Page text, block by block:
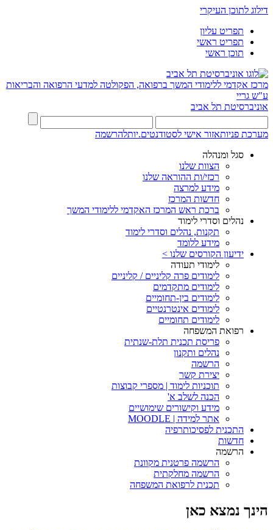
דילוג לתוכן העיקרי
תפריט עליון
תפריט ראשי
תוכן ראשי
מרכז אקדמי ללימודי המשך ברפואה, הפקולטה למדעי הרפואה והבריאות
ע"ש גריי
אוניברסיטת תל אביב
מערכת פניותאזור אישי לסטודנטים.יותלהרשמה
סגל ומנהלה
הצוות שלנו
רכזי/ות ההוראה שלנו
מידע למרצה
חדשות המרכז
ברכת ראש המרכז האקדמי ללימודי המשך
נהלים וסדרי לימוד
תקנות, נהלים וסדרי לימוד
מידע ללומד
ידיעון הקורסים שלנו >
לימודי תעודה
לימודים פרה קליניים / קליניים
לימודים מתקדמים
לימודים בין-תחומיים
לימודים אינטרנטיים
לימודים תחומיים
רפואת המשפחה
פריסת תכנית תלת-שנתית
נהלים ותקנון
הרשמה
יצירת קשר
תוכניות לימוד | מספרי קבוצות
הכנה לשלב א'
מידע וקישורים שימושיים
אתר למידה | MOODLE
התכנית לפסיכותרפיה
חדשות
הרשמה
הרשמה פרטנית מקוונת
הרשמה מחלקתית
תכנית לרפואת המשפחה
הינך נמצא כאן